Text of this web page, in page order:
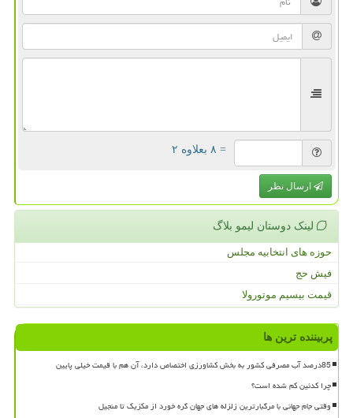
= ۸ بعلاوه ۲
ارسال نظر
لینک دوستان لیمو بلاگ
حوزه های انتخابیه مجلس
فیش حج
قیمت بیسیم موتورولا
پربیننده ترین ها
85درصد آب مصرفی کشور به بخش کشاورزی اختصاص دارد، آن هم با قیمت خیلی پایین
چرا کدئین کم شده است؟
وقتی جام جهانی با مرگبارترین زلزله های جهان گره خورد از مکزیک تا منجیل